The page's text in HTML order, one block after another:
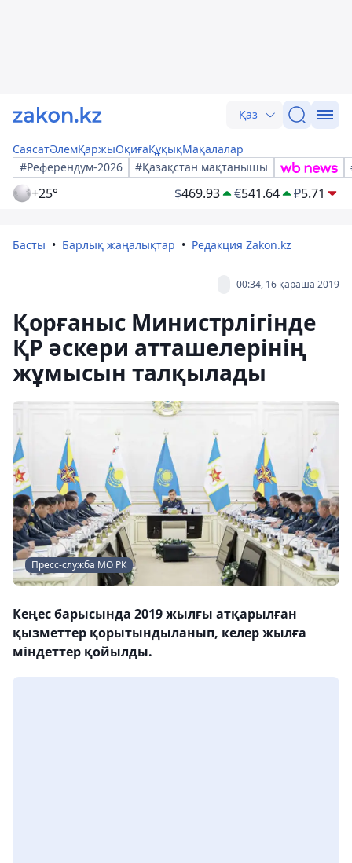
Қаз
СаясатӘлемҚаржыОқиғаҚұқықМақалалар
#Референдум-2026
#Қазақстан мақтанышы
+25° $469.93 €541.64 ₽5.71
Басты Барлық жаңалықтар Редакция Zakon.kz
00:34, 16 қараша 2019
Қорғаныс Министрлігінде
ҚР әскери атташелерінің
жұмысын талқылады
Пресс-служба МО РК
Кеңес барысында 2019 жылғы атқарылған
қызметтер қорытындыланып, келер жылға
міндеттер қойылды.